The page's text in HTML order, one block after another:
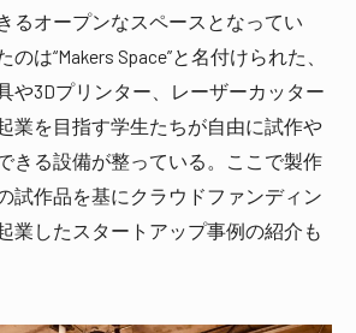
るオープンなスペースとなってい
は“Makers Space”と名付けられた、
や3Dプリンター、レーザーカッター
業を目指す学生たちが自由に試作や
きる設備が整っている。ここで製作
試作品を基にクラウドファンディン
業したスタートアップ事例の紹介も